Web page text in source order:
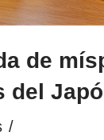
de
del